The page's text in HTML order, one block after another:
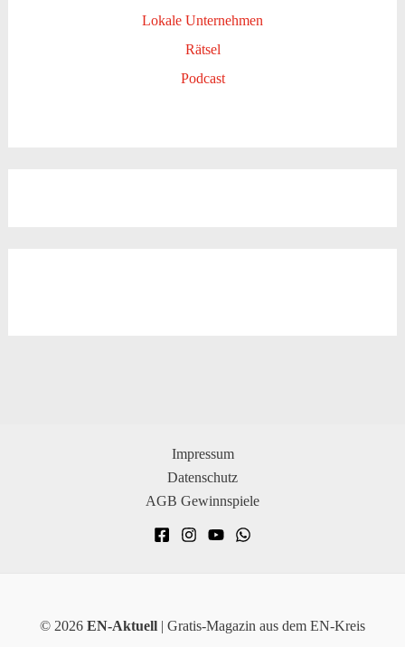
Lokale Unternehmen
Rätsel
Podcast
Impressum
Datenschutz
AGB Gewinnspiele
© 2026 EN-Aktuell | Gratis-Magazin aus dem EN-Kreis